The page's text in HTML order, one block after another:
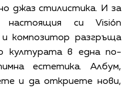
джаз стилистика. И за
си Visión
и композитор разгръща
културата в една по-
естетика. Албум,
и да откриете нови,